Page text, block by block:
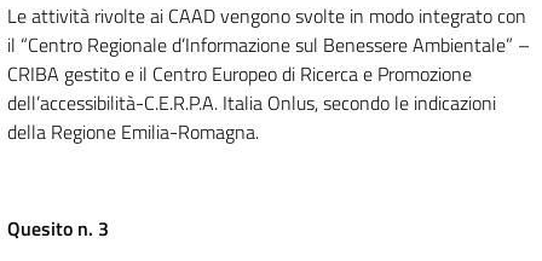
Le attività rivolte ai CAAD vengono svolte in modo integrato con
il “Centro Regionale d’Informazione sul Benessere Ambientale” –
CRIBA gestito e il Centro Europeo di Ricerca e Promozione
dell’accessibilità-C.E.R.P.A. Italia Onlus, secondo le indicazioni
della Regione Emilia-Romagna.
Quesito n. 3